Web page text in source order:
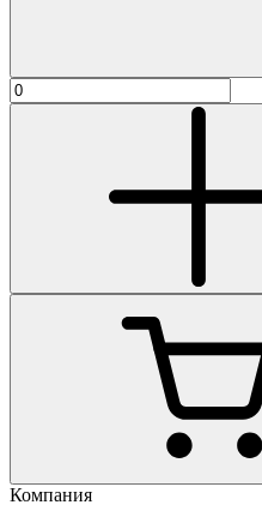
Компания